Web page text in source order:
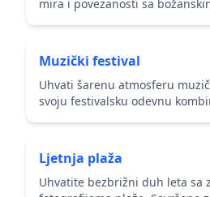
mira i povezanosti sa
Muzički festival
Uhvati šarenu atmosferu
svoju festivalsku odevnu
Ljetnja plaža
Uhvatite bezbrižni duh leta sa